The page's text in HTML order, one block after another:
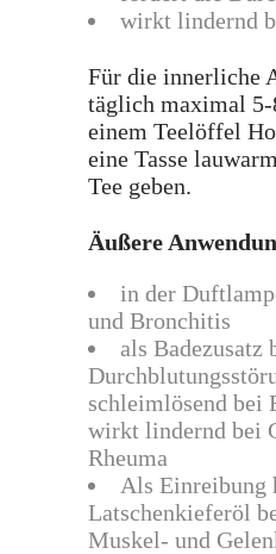
wirkt lindernd
Für die innerliche
täglich maximal
einem Teelöffel
eine Tasse
Tee geben.
Äußere
in der
und Bronchitis
als Badezusatz
schleimlösend bei
wirkt lindernd bei
Rheuma
Als Einreibung
Latschenkieferöl
Muskel- und